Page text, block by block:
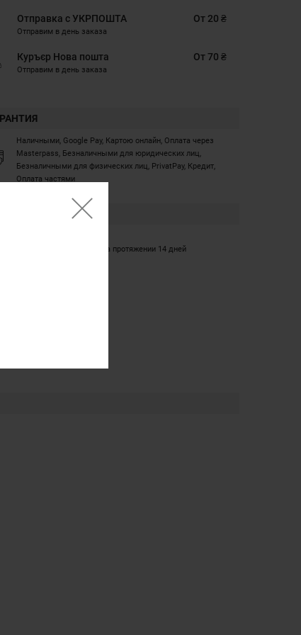
Отправка с УКРПОШТА
Отправим в день заказа
От 20 ₴
Куръєр Нова пошта
Отправим в день заказа
От 70 ₴
Наличными, Google Pay, Картою онлайн, Оплата через
Masterpass, Безналичными для юридических лиц,
Безналичными для физических лиц, PrivatPay, Кредит,
Оплата частями
Обмен/возврат товара на протяжении 14 дней